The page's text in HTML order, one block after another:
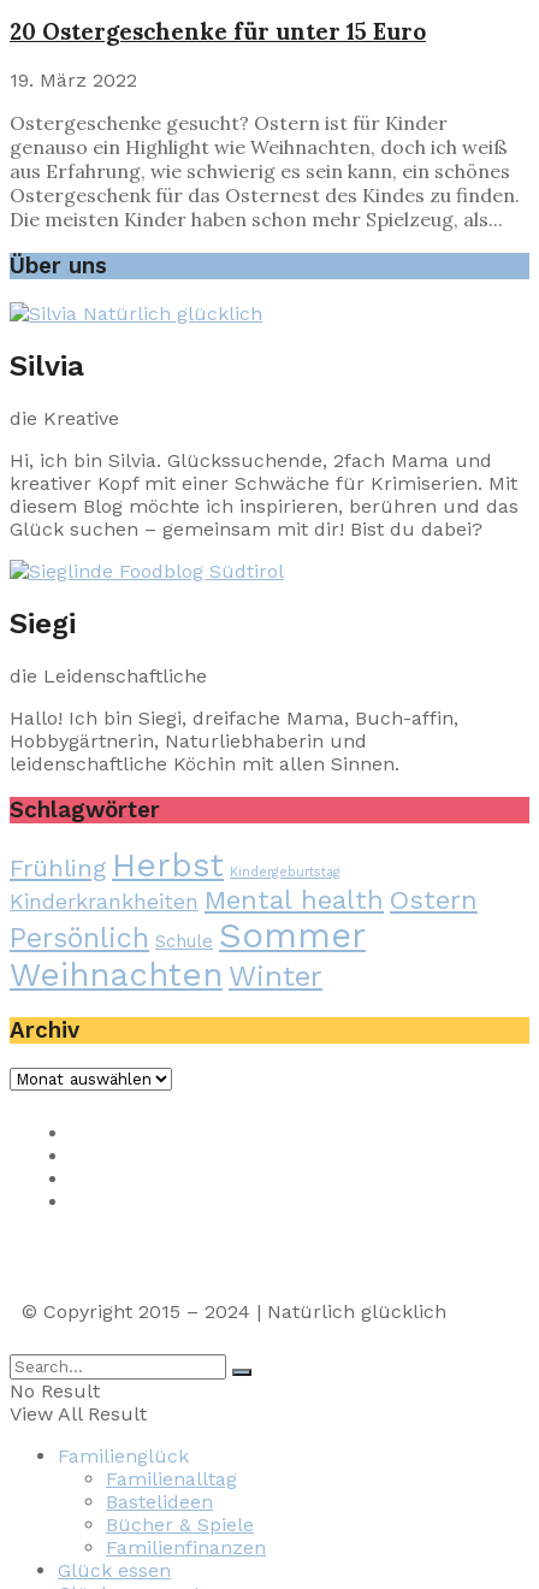
20 Ostergeschenke für unter 15 Euro
19. März 2022
Ostergeschenke gesucht? Ostern ist für Kinder
genauso ein Highlight wie Weihnachten, doch ich weiß
aus Erfahrung, wie schwierig es sein kann, ein schönes
Ostergeschenk für das Osternest des Kindes zu finden.
Die meisten Kinder haben schon mehr Spielzeug, als...
Über uns
Silvia
die Kreative
Hi, ich bin Silvia. Glückssuchende, 2fach Mama und
kreativer Kopf mit einer Schwäche für Krimiserien. Mit
diesem Blog möchte ich inspirieren, berühren und das
Glück suchen – gemeinsam mit dir! Bist du dabei?
Siegi
die Leidenschaftliche
Hallo! Ich bin Siegi, dreifache Mama, Buch-affin,
Hobbygärtnerin, Naturliebhaberin und
leidenschaftliche Köchin mit allen Sinnen.
Schlagwörter
Frühling Herbst Kindergeburtstag
Kinderkrankheiten Mental health Ostern
Persönlich Schule Sommer
Weihnachten Winter
Archiv
© Copyright 2015 – 2024 | Natürlich glücklich
No Result
View All Result
Familienglück
Familienalltag
Bastelideen
Bücher & Spiele
Familienfinanzen
Glück essen